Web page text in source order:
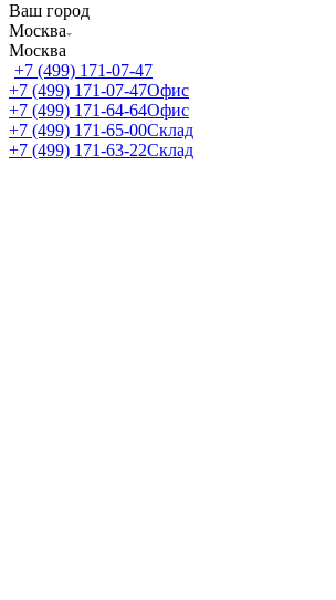
Ваш город
Москва
Москва
+7 (499) 171-07-47
+7 (499) 171-07-47Офис
+7 (499) 171-64-64Офис
+7 (499) 171-65-00Склад
+7 (499) 171-63-22Склад